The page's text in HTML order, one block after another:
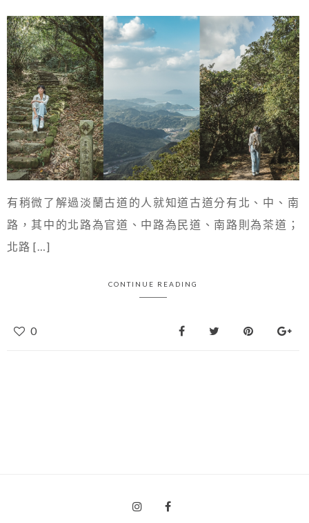
有稍微了解過淡蘭古道的人就知道古道分有北、中、南
路，其中的北路為官道、中路為民道、南路則為茶道；
北路 […]
CONTINUE READING
0